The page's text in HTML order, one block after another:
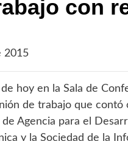
con
2015
hoy en la Sala de
de trabajo que contó
Agencia para el
y la Sociedad de la